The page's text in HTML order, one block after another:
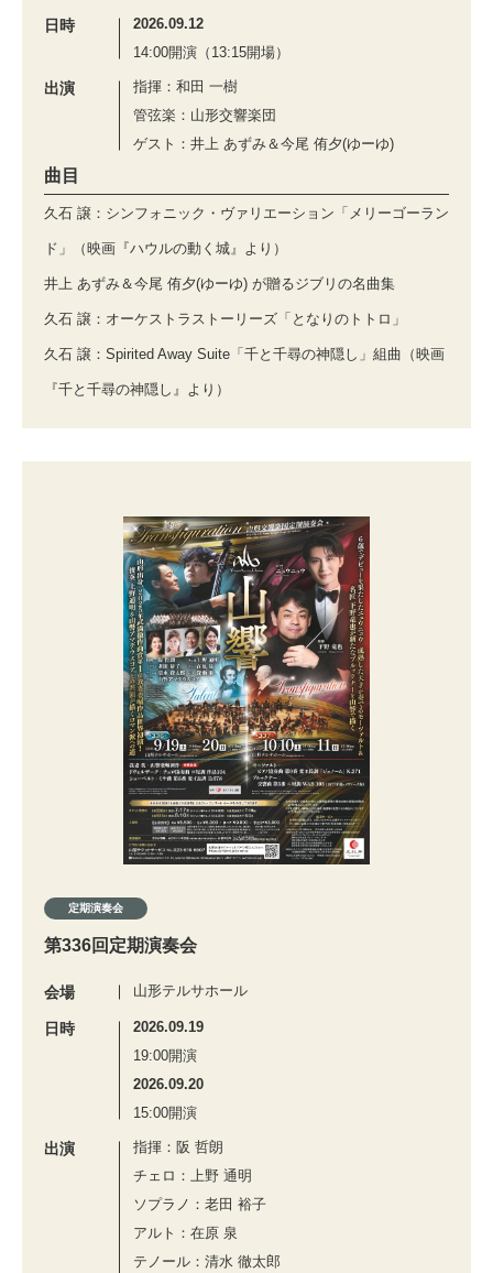
日時
2026.09.12
14:00開演（13:15開場）
出演
指揮：和田 一樹
管弦楽：山形交響楽団
ゲスト：井上 あずみ＆今尾 侑夕(ゆーゆ)
曲目
久石 譲：シンフォニック・ヴァリエーション「メリーゴーラン
ド」（映画『ハウルの動く城』より）
井上 あずみ＆今尾 侑夕(ゆーゆ) が贈るジブリの名曲集
久石 譲：オーケストラストーリーズ「となりのトトロ」
久石 譲：Spirited Away Suite「千と千尋の神隠し」組曲（映画
『千と千尋の神隠し』より）
定期演奏会
第336回定期演奏会
会場 山形テルサホール
日時
2026.09.19
19:00開演
2026.09.20
15:00開演
出演
指揮：阪 哲朗
チェロ：上野 通明
ソプラノ：老田 裕子
アルト：在原 泉
テノール：清水 徹太郎